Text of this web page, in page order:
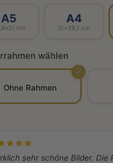
A5
cm
A4
21×29,7 cm
wählen
Ohne Rahmen
✓
sehr schöne Bilder.